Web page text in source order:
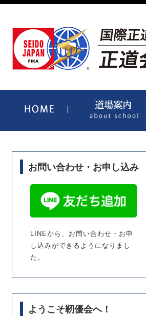
お問い合わせ・お申し込み
LINEから、お問い合わせ・お申
し込みができるようになりまし
た。
ようこそ靭優会へ！